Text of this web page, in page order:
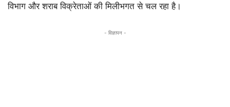
विभाग और शराब विक्रेताओं की मिलीभगत से चल रहा है।
- विज्ञापन -